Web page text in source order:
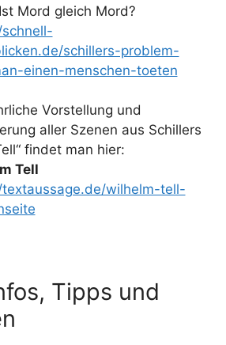
Mord gleich Mord?
schillers-problem-
einen-menschen-toeten
Vorstellung und
aller Szenen aus Schillers
findet man hier:
Tell
wilhelm-tell-
Tipps und